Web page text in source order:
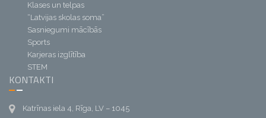
Klases un telpas
“Latvijas skolas soma”
Sasniegumi mācībās
Sports
Karjeras izglītība
STEM
KONTAKTI
Katrīnas iela 4, Rīga, LV – 1045